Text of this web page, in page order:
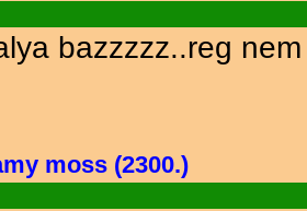
bazzzzz..reg
moss (2300.)